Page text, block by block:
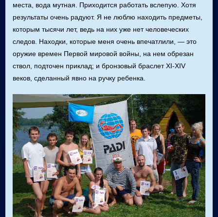
места, вода мутная. Приходится работать вслепую. Хотя
результаты очень радуют. Я не люблю находить предметы,
которым тысячи лет, ведь на них уже нет человеческих
следов. Находки, которые меня очень впечатлили, — это
оружие времен Первой мировой войны, на нем обрезан
ствол, подточен приклад; и бронзовый браслет XI-XIV
веков, сделанный явно на ручку ребенка.